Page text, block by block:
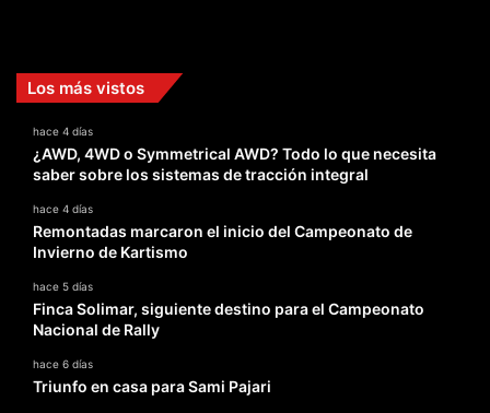
Los más vistos
hace 4 días
¿AWD, 4WD o Symmetrical AWD? Todo lo que necesita
saber sobre los sistemas de tracción integral
hace 4 días
Remontadas marcaron el inicio del Campeonato de
Invierno de Kartismo
hace 5 días
Finca Solimar, siguiente destino para el Campeonato
Nacional de Rally
hace 6 días
Triunfo en casa para Sami Pajari